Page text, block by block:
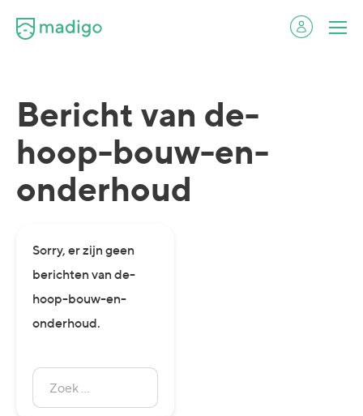
Bericht van de-
hoop-bouw-en-
onderhoud
Sorry, er zijn geen
berichten van de-
hoop-bouw-en-
onderhoud.
naar: